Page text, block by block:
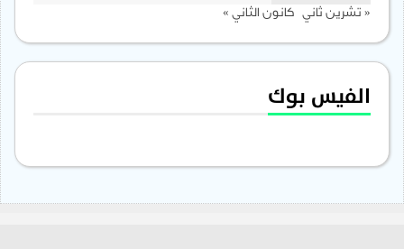
« تشرين ثاني كانون الثاني »
الفيس بوك